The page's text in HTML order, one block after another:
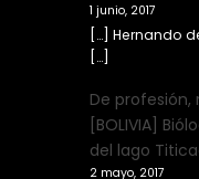
1 junio, 2017
[…] Hernando
[…]
De profesión,
[BOLIVIA]
del lago
2 mayo, 2017